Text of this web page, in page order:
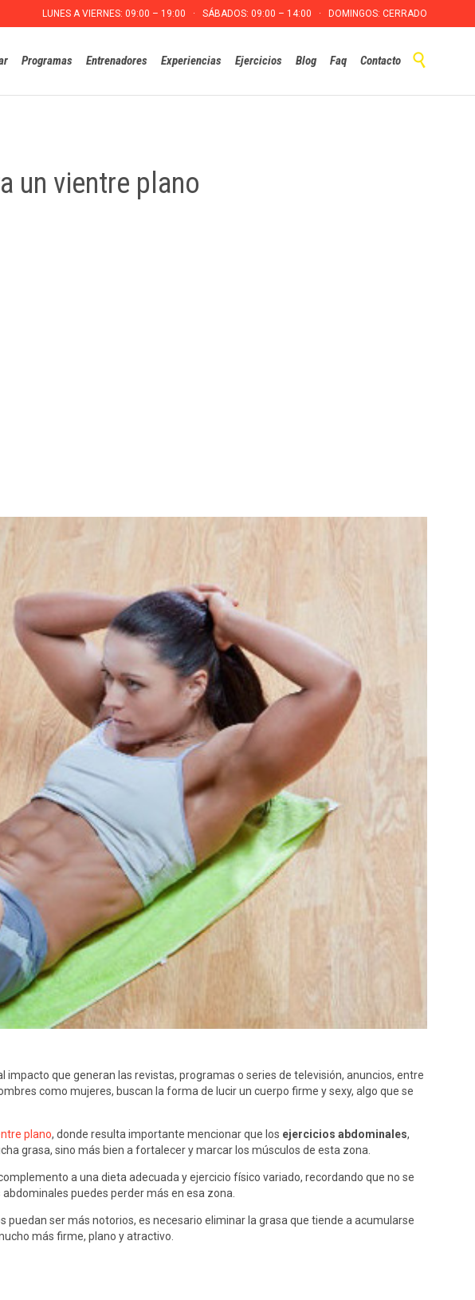
LUNES A VIERNES: 09:00 – 19:00 · SÁBADOS: 09:00 – 14:00 · DOMINGOS: CERRADO
to
Programas Entrenadores Experiencias Ejercicios Blog Faq Contacto 
un vientre plano
que generan las revistas, programas o series de televisión, anuncios, entre
como mujeres, buscan la forma de lucir un cuerpo firme y sexy, algo que se
plano, donde resulta importante mencionar que los ejercicios abdominales,
grasa, sino más bien a fortalecer y marcar los músculos de esta zona.
a una dieta adecuada y ejercicio físico variado, recordando que no se
puedes perder más en esa zona.
ser más notorios, es necesario eliminar la grasa que tiende a acumularse
más firme, plano y atractivo.